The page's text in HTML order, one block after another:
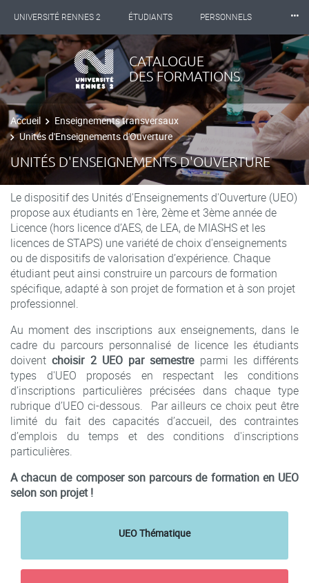
UNIVERSITÉ RENNES 2 ÉTUDIANTS PERSONNELS
INTERNATIONAL PROFESSIONNELS BIBLIOTHÈQUES
LES NOUVELLES DE RENNES 2
⸱⸱⸱
CATALOGUE
DES FORMATIONS
Accueil
Enseignements transversaux
Unités d'Enseignements d'Ouverture
UNITÉS D'ENSEIGNEMENTS D'OUVERTURE
Le dispositif des Unités d'Enseignements d'Ouverture (UEO)
propose aux étudiants en 1ère, 2ème et 3ème année de
Licence (hors licence d’AES, de LEA, de MIASHS et les
licences de STAPS) une variété de choix d'enseignements
ou de dispositifs de valorisation d’expérience. Chaque
étudiant peut ainsi construire un parcours de formation
spécifique, adapté à son projet de formation et à son projet
professionnel.
Au moment des inscriptions aux enseignements, dans le
cadre du parcours personnalisé de licence les étudiants
doiventchoisir 2 UEO par semestreparmi les différents
types d'UEO proposés en respectant les conditions
d’inscriptions particulières précisées dans chaque type
rubrique d’UEO ci-dessous. Par ailleurs ce choix peut être
limité du fait des capacités d’accueil, des contraintes
d’emplois du temps et des conditions d'inscriptions
particulières.
A chacun de composer son parcours de formation en UEO
selon son projet !
UEO Thématique